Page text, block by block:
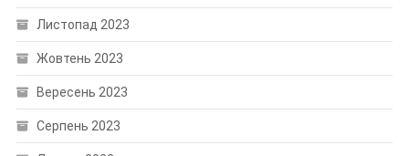
Листопад 2023
Жовтень 2023
Вересень 2023
Серпень 2023